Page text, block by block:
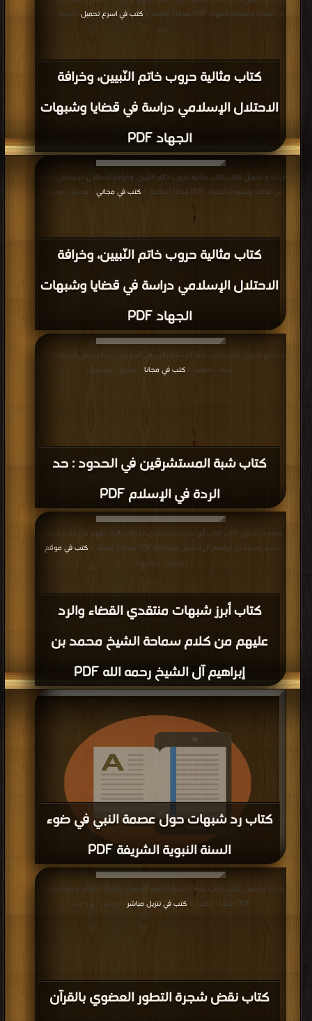
كتاب مثالية حروب خاتم النّبيين، وخرافة
الاحتلال الإسلامي دراسة في قضايا وشبهات
الجهاد PDF
في قضايا وشبهات الجهاد PDF مجانا | مكتبة >
كتب في اسرع تحميل | التحميل : مرة/
مرات
كتاب مثالية حروب خاتم النّبيين، وخرافة
الاحتلال الإسلامي دراسة في قضايا وشبهات
الجهاد PDF
قراءة و تحميل كتاب كتاب مثالية حروب خاتم النّبيين، وخرافة الاحتلال الإسلامي دراسة
في قضايا وشبهات الجهاد PDF مجانا | مكتبة >
كتب في مجاني | التحميل : مرة/مرات
كتاب شبة المستشرقين في الحدود : حد
الردة في الإسلام PDF
مجانا | مكتبة > كتب في مجانا | التحميل : مرة/مرات
كتاب أبرز شبهات منتقدي القضاء والرد
عليهم من كلام سماحة الشيخ محمد بن
إبراهيم آل الشيخ رحمه الله PDF
قراءة و تحميل كتاب كتاب أبرز شبهات منتقدي القضاء والرد عليهم من كلام سماحة
الشيخ محمد بن إبراهيم آل الشيخ رحمه الله PDF مجانا | مكتبة >
كتب في موقع
التحميل : مرة/مرات
كتاب رد شبهات حول عصمة النبي في ضوء
السنة النبوية الشريفة PDF
قراءة و تحميل كتاب كتاب رد شبهات حول عصمة النبي في ضوء السنة النبوية الشريفة
PDF مجانا | مكتبة >
كتب في احلى| التحميل : مرة/مرات
كتاب نقض شجرة التطور العضوي بالقرآن
قراءة و تحميل كتاب كتاب نقض شجرة التطور العضوي بالقرآن الكريم وعلم الحفريات
PDF مجانا | مكتبة >
كتب في تنزيل مباشر | التحميل : مرة/مرات